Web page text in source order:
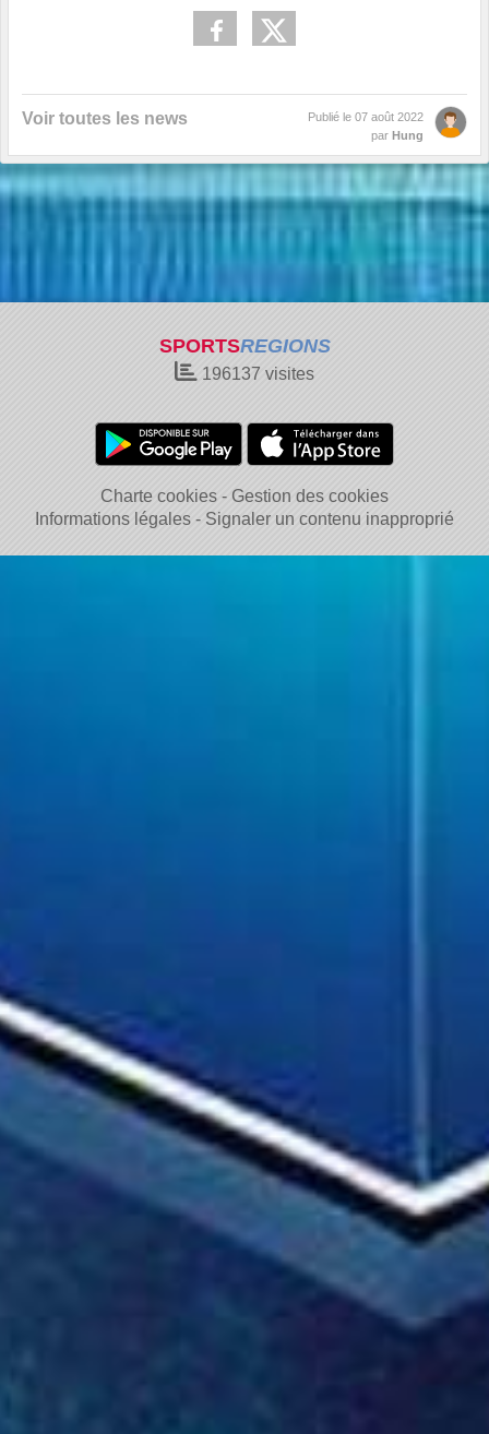
Voir toutes les news Publié le 07 août 2022
par Hung
SPORTSREGIONS
196137 visites
Charte cookies
Gestion des cookies
Informations légales
Signaler un contenu inapproprié